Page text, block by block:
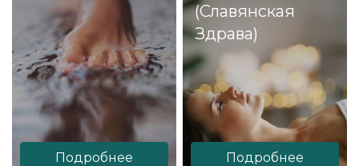
Подробнее
(Славянская
Здрава)
Подробнее